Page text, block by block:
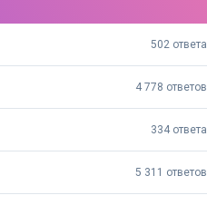
502 ответа
4 778 ответов
334 ответа
5 311 ответов